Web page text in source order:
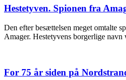
Hestetyven. Spionen fra
Den efter besættelsen meget omtalte
Amager. Hestetyvens borgerlige
For 75 år siden på